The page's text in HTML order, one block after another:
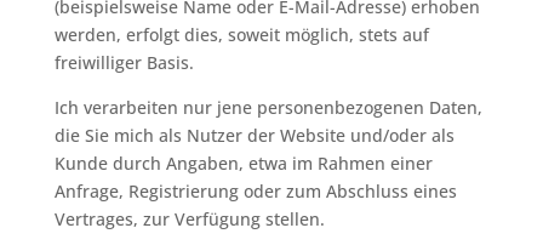
(beispielsweise Name oder E-Mail-Adresse) erhoben
werden, erfolgt dies, soweit möglich, stets auf
freiwilliger Basis.
Ich verarbeiten nur jene personenbezogenen Daten,
die Sie mich als Nutzer der Website und/oder als
Kunde durch Angaben, etwa im Rahmen einer
Anfrage, Registrierung oder zum Abschluss eines
Vertrages, zur Verfügung stellen.